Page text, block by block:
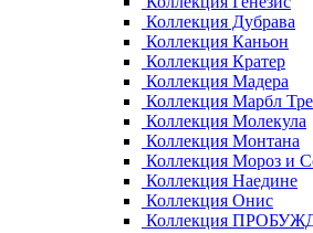
Коллекция Дубрава
Коллекция Каньон
Коллекция Кратер
Коллекция Мадера
Коллекция Марбл
Коллекция Молекула
Коллекция Монтана
Коллекция Мороз и
Коллекция Наедине
Коллекция Онис
Коллекция